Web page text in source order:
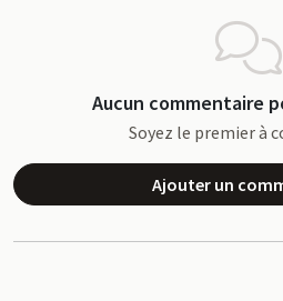
Aucun commentaire
Soyez le premier à
Ajouter un